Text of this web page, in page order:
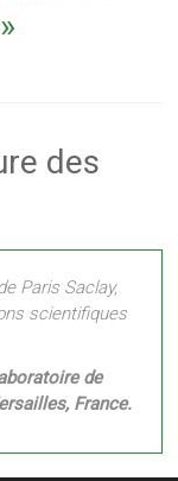
des
Paris Saclay,
scientifiques
de
France.